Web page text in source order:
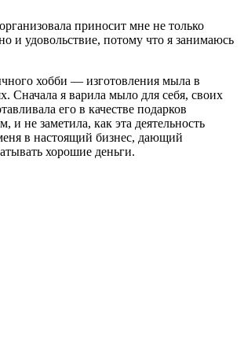
приносит мне не только
и удовольствие, потому что я занимаюсь
хобби — изготовления мыла в
Сначала я варила мыло для себя, своих
его в качестве подарков
и не заметила, как эта деятельность
в настоящий бизнес, дающий
хорошие деньги.